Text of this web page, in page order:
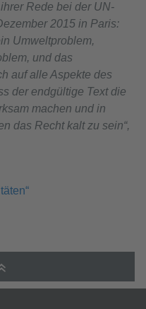
Rede bei der UN-
2015 in Paris:
Umweltproblem,
und das
auf alle Aspekte des
der endgültige Text die
machen und in
das Recht kalt zu sein“,